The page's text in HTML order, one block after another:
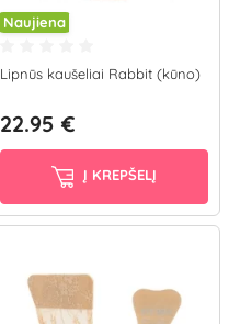
Naujiena
Lipnūs kaušeliai Rabbit (kūno)
22.95 €
Į KREPŠELĮ